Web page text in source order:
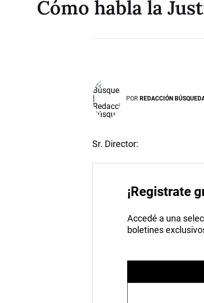
Cómo habla la
POR REDACCIÓN
Sr. Director:
¡Registrate
Accedé a una
boletines